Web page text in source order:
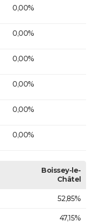
0,00%
0,00%
0,00%
0,00%
0,00%
0,00%
Boissey-le-
Châtel
52,85%
47,15%